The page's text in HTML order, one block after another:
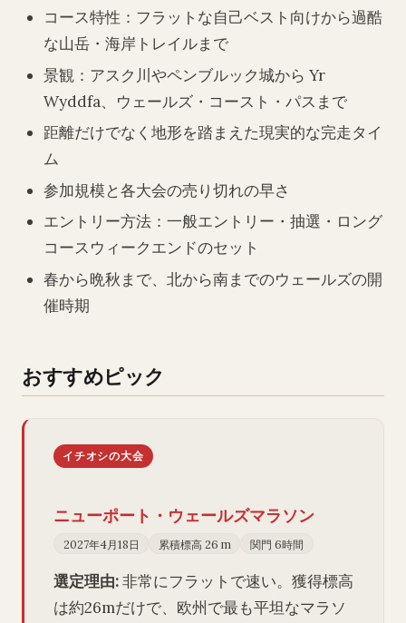
コース特性：フラットな自己ベスト向けから過酷
な山岳・海岸トレイルまで
景観：アスク川やペンブルック城から Yr
Wyddfa、ウェールズ・コースト・パスまで
距離だけでなく地形を踏まえた現実的な完走タイ
ム
参加規模と各大会の売り切れの早さ
エントリー方法：一般エントリー・抽選・ロング
コースウィークエンドのセット
春から晩秋まで、北から南までのウェールズの開
催時期
おすすめピック
イチオシの大会
ニューポート・ウェールズマラソン
2027年4月18日 累積標高 26 m 関門 6時間
選定理由:非常にフラットで速い。獲得標高
は約26mだけで、欧州で最も平坦なマラソ